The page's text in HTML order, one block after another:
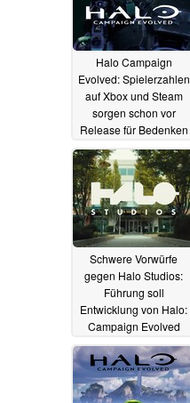
Halo Campaign
Evolved: Spielerzahlen
auf Xbox und Steam
sorgen schon vor
Release für Bedenken
28.07.2026
Schwere Vorwürfe
gegen Halo Studios:
Führung soll
Entwicklung von Halo:
Campaign Evolved
gefährdet haben
12.07.2026